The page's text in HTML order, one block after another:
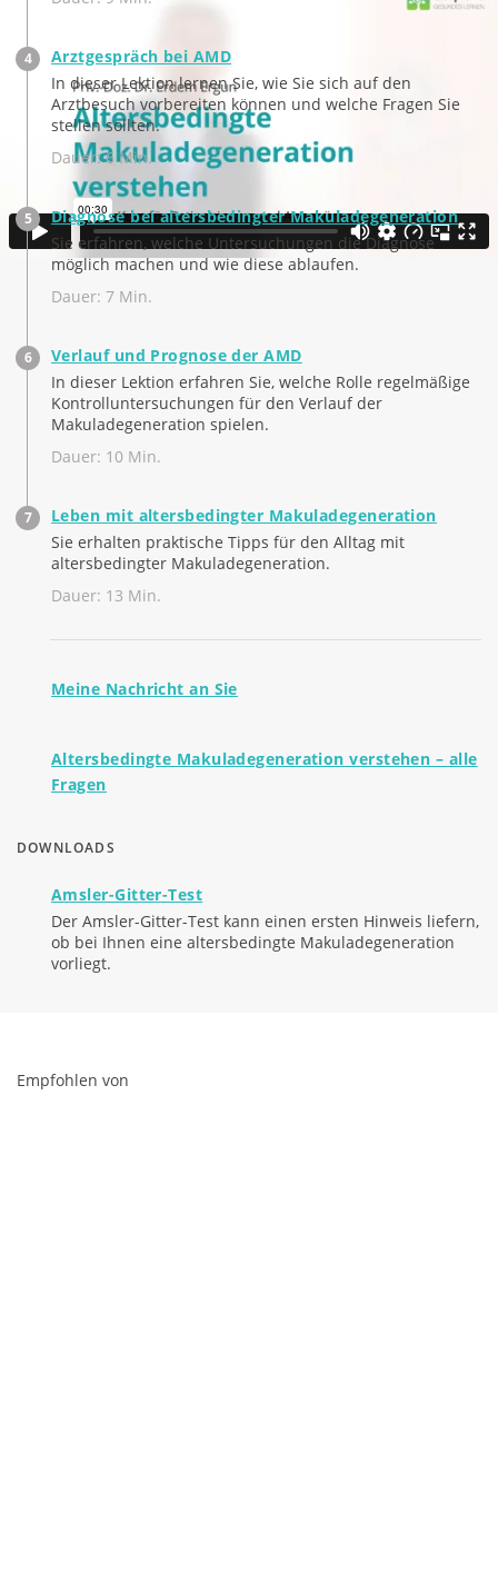
Arztgespräch bei AMD
In dieser Lektion lernen Sie, wie Sie sich auf den
Arztbesuch vorbereiten können und welche Fragen Sie
stellen sollten.
Dauer: 6 Min.
Diagnose bei altersbedingter Makuladegeneration
Sie erfahren, welche Untersuchungen die Diagnose
möglich machen und wie diese ablaufen.
Dauer: 7 Min.
Verlauf und Prognose der AMD
In dieser Lektion erfahren Sie, welche Rolle regelmäßige
Kontrolluntersuchungen für den Verlauf der
Makuladegeneration spielen.
Dauer: 10 Min.
Leben mit altersbedingter Makuladegeneration
Sie erhalten praktische Tipps für den Alltag mit
altersbedingter Makuladegeneration.
Dauer: 13 Min.
Meine Nachricht an Sie
Altersbedingte Makuladegeneration verstehen – alle
Fragen
DOWNLOADS
Amsler-Gitter-Test
Der Amsler-Gitter-Test kann einen ersten Hinweis liefern,
ob bei Ihnen eine altersbedingte Makuladegeneration
vorliegt.
Empfohlen von